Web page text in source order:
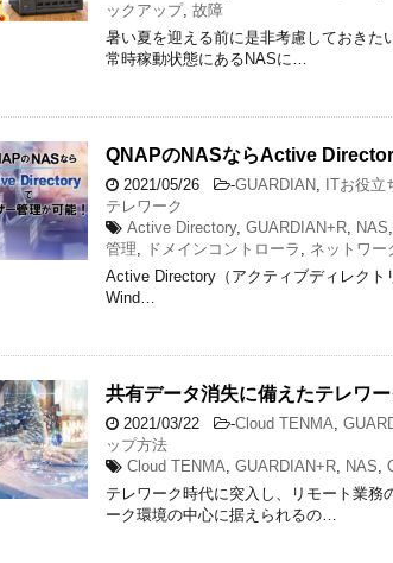
ックアップ, 故障
暑い夏を迎える前に是非考慮しておき
常時稼動状態にあるNASに…
QNAPのNASならActive
2021/05/26 -GUARDIAN, ITお役立
テレワーク
Active Directory, GUARDIAN+R, NAS,
管理, ドメインコントローラ , ネットワー
Active Directory（アクティブディレクト
Wind…
共有データ消失に備えたテレワ
2021/03/22 -Cloud TENMA,
ップ方法
Cloud TENMA, GUARDIAN+R, NAS,
テレワーク時代に突入し、リモート業務
ーク環境の中心に据えられるの…